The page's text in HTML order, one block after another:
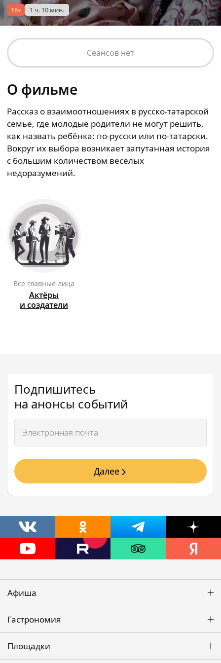
16+ 1 ч. 10 мин.
Сеансов нет
О фильме
Рассказ о взаимоотношениях в русско-татарской
семье, где молодые родители не могут решить,
как назвать ребёнка: по-русски или по-татарски.
Вокруг их выбора возникает запутанная история
с большим количеством весёлых
недоразумений.
Все главные лица
Актёры
и создатели
Подпишитесь
на анонсы событий
Далее
Афиша
Гастрономия
Площадки